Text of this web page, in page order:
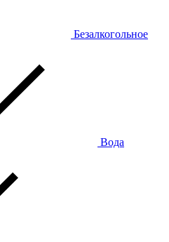
Безалкогольное
Вода